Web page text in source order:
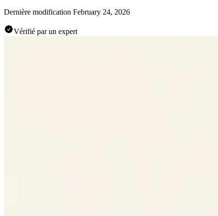
Dernière modification February 24, 2026
Vérifié par un expert